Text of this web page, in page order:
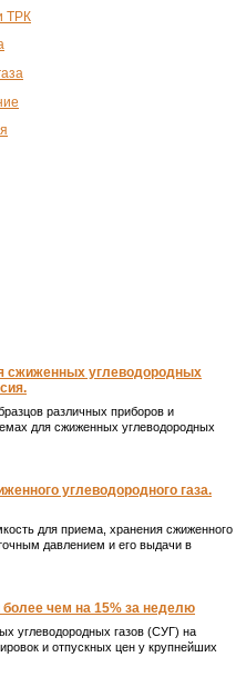
ТРК
сжиженных углеводородных
различных приборов и
для сжиженных углеводородных
углеводородного газа.
для приема, хранения сжиженного
давлением и его выдачи в
чем на 15% за неделю
углеводородных газов (СУГ) на
и отпускных цен у крупнейших